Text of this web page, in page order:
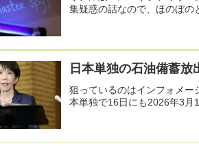
集疑惑の話なので、ほのぼ
日本単独の石油備蓄
狙っているのはインフォメ
本単独で16日にも2026年3